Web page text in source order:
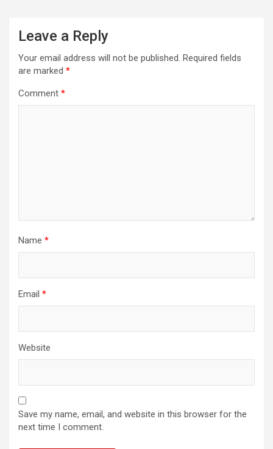
Leave a Reply
Your email address will not be published. Required fields
are marked *
Comment *
Name *
Email *
Website
Save my name, email, and website in this browser for the
next time I comment.